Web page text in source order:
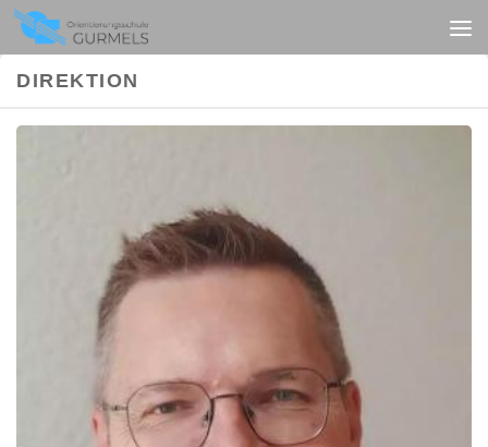
Unter dem Inhalt
DIREKTION